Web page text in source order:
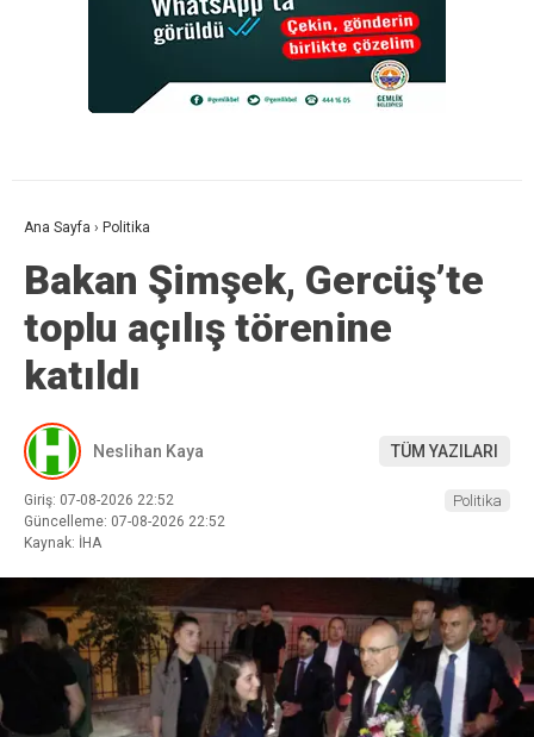
Ana Sayfa › Politika
Bakan Şimşek, Gercüş’te
toplu açılış törenine
katıldı
Neslihan Kaya TÜM YAZILARI
Giriş: 07-08-2026 22:52
Güncelleme: 07-08-2026 22:52
Kaynak: İHA
Politika